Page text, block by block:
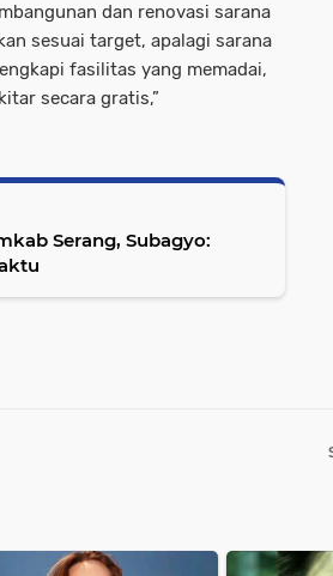
dan renovasi sarana
sesuai target, apalagi sarana
fasilitas yang memadai,
secara gratis,”
Serang, Subagyo: